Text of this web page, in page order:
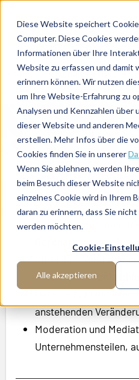
Diese Website speichert
Computer. Diese Cookies
Informationen über Ihre
Website zu erfassen und damit
erinnern können. Wir nutzen
um Ihre Website-Erfahrung zu
Analysen und Kennzahlen über
dieser Website und anderen
erstellen. Mehr Infos über die
Cookies finden Sie in unserer
Wenn Sie ablehnen, werden
beim Besuch dieser Website
einzelnes Cookie wird in Ihrem
daran zu erinnern, dass Sie
werden möchten.
Cookie-
Alle akzeptieren
Deutsc he InterimAG
Home Personalwesen
HR
Schnelle
AÜG-Reform
Beratung und
Geschäftsführung bei
tariflichen
Reform zur
anstehenden
Moderation und
Unternehmensteilen,